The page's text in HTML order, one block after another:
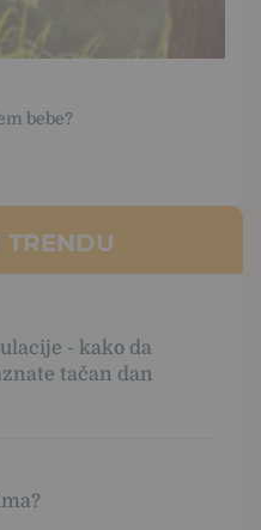
TRENDU
- kako da
tačan dan
bebe?